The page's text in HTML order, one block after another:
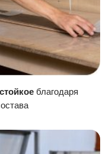
благодаря